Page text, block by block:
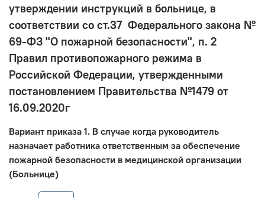
утверждении инструкций в больнице, в
соответствии со ст.37 Федерального закона №
69-ФЗ "О пожарной безопасности", п. 2
Правил противопожарного режима в
Российской Федерации, утвержденными
постановлением Правительства №1479 от
16.09.2020г
Вариант приказа 1. В случае когда руководитель
назначает работника ответственным за обеспечение
пожарной безопасности в медицинской организации
(Больнице)